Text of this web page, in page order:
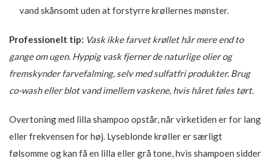
vand skånsomt uden at forstyrre krøllernes mønster.
Professionelt tip: Vask ikke farvet krøllet hår mere end to
gange om ugen. Hyppig vask fjerner de naturlige olier og
fremskynder farvefalming, selv med sulfatfri produkter. Brug
co-wash eller blot vand imellem vaskene, hvis håret føles tørt.
Overtoning med lilla shampoo opstår, når virketiden er for lang
eller frekvensen for høj. Lyseblonde krøller er særligt
følsomme og kan få en lilla eller grå tone, hvis shampoen sidder